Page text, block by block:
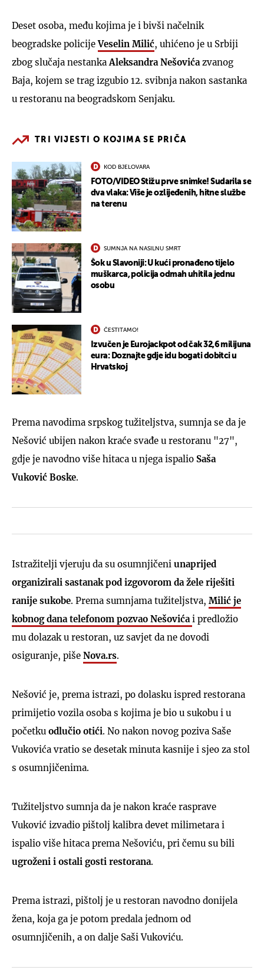
Deset osoba, među kojima je i bivši načelnik
beogradske policijeVeselin Milić, uhićeno je u Srbiji
zbog slučaja nestanka Aleksandra Nešovića zvanog
Baja, kojem se trag izgubio 12. svibnja nakon sastanka
u restoranu na beogradskom Senjaku.
TRI VIJESTI O KOJIMA SE PRIČA
KOD BJELOVARA
FOTO/VIDEO Stižu prve snimke! Sudarila se
dva vlaka: Više je ozlijeđenih, hitne službe
na terenu
SUMNJA NA NASILNU SMRT
Šok u Slavoniji: U kući pronađeno tijelo
muškarca, policija odmah uhitila jednu
osobu
ČESTITAMO!
Izvučen je Eurojackpot od čak 32,6 milijuna
eura: Doznajte gdje idu bogati dobitci u
Hrvatskoj
Prema navodima srpskog tužiteljstva, sumnja se da je
Nešović ubijen nakon kraće svađe u restoranu "27",
gdje je navodno više hitaca u njega ispalio Saša
Vuković Boske.
Istražitelji vjeruju da su osumnjičeni unaprijed
organizirali sastanak pod izgovorom da žele riješiti
ranije sukobe. Prema sumnjama tužiteljstva, Milić je
kobnog dana telefonom pozvao Nešovića i predložio
mu dolazak u restoran, uz savjet da ne dovodi
osiguranje, piše Nova.rs.
Nešović je, prema istrazi, po dolasku ispred restorana
primijetio vozila osoba s kojima je bio u sukobu i u
početku odlučio otići. No nakon novog poziva Saše
Vukovića vratio se desetak minuta kasnije i sjeo za stol
s osumnjičenima.
Tužiteljstvo sumnja da je nakon kraće rasprave
Vuković izvadio pištolj kalibra devet milimetara i
ispalio više hitaca prema Nešoviću, pri čemu su bili
ugroženi i ostali gosti restorana.
Prema istrazi, pištolj je u restoran navodno donijela
žena, koja ga je potom predala jednom od
osumnjičenih, a on dalje Saši Vukoviću.